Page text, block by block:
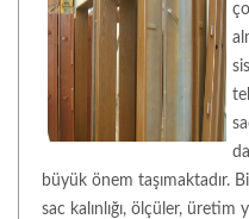
büyük önem taşımaktadır.
sac kalınlığı, ölçüler,